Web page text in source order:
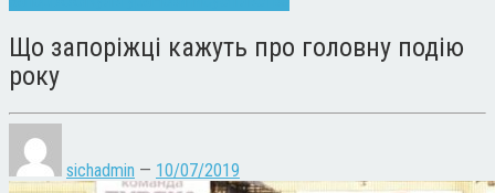
Що запоріжці кажуть про головну подію
року
sichadmin — 10/07/2019